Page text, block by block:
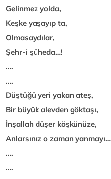
Gelinmez yolda,
Keşke yaşayıp ta,
Olmasaydılar,
Şehr-i şüheda…!
….
….
Düştüğü yeri yakan ateş,
Bir büyük alevden göktaşı,
İnşallah düşer köşkünüze,
Anlarsınız o zaman yanmayı…
….
….